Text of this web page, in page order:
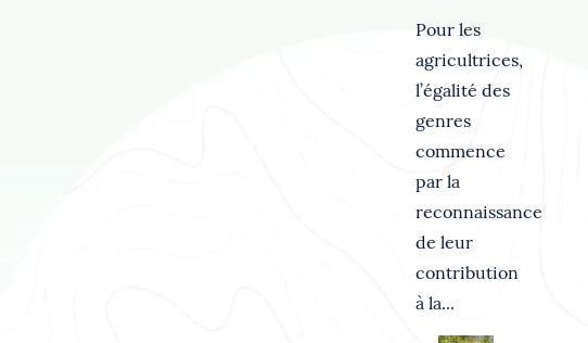
Pour les
agricultrices,
l’égalité des
genres
commence
par la
reconnaissance
de leur
contribution
à la...